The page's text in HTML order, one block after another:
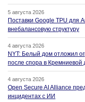
5 августа 2026
Поставки Google TPU для
внебалансовую структуру
4 августа 2026
NYT: Белый дом отложил
после спора в Кремниевой
4 августа 2026
Open Secure AI Alliance
инцидентах с ИИ